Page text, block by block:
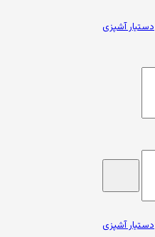
دستیار آشپزی
دستیار آشپزی